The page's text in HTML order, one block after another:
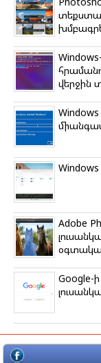
վերջին
Adobe
Google-